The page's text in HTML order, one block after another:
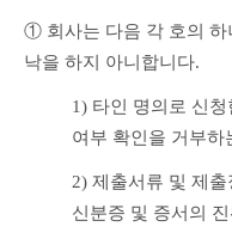
① 회사는 다음 각 호의 하
낙을 하지 아니합니다.
1) 타인 명의로 신
여부 확인을 거부하
2) 제출서류 및 제
신분증 및 증서의